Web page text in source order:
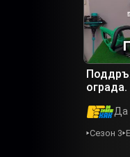
ограда.
Да
Сезон 3